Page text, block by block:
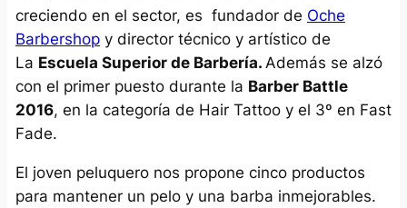
creciendo en el sector, es fundador de Oche
Barbershopy director técnico y artístico de
La Escuela Superior de Barbería. Además se alzó
con el primer puesto durante la Barber Battle
2016, en la categoría de Hair Tattoo y el 3º en Fast
Fade.
El joven peluquero nos propone cinco productos
para mantener un pelo y una barba inmejorables.